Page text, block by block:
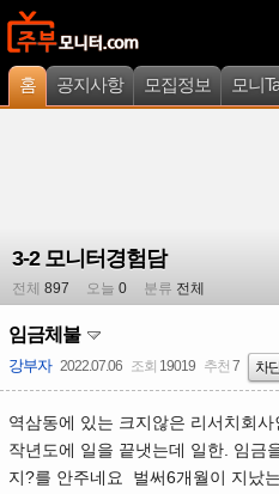
홈 공지사항 모집정보 모니
3-2 모니터경험담
전체 897 오늘 0 분류 전체
임금체불
강부자 2022.07.06 조회 19019 추천 7 차
역삼동에 있는 크지않은 리서치회
작년도에 일을 끝냇는데 일한. 임금
지?를 안주네요 벌써6개월이 지났